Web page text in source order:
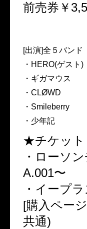
前売券￥
[出演]全５バンド
・HERO(ゲスト)
・ギガマウス
・CLØWD
・Smileberry
・少年記
★チケット
・ローソ
A.001〜
・イープ
[購入ペー
共通)